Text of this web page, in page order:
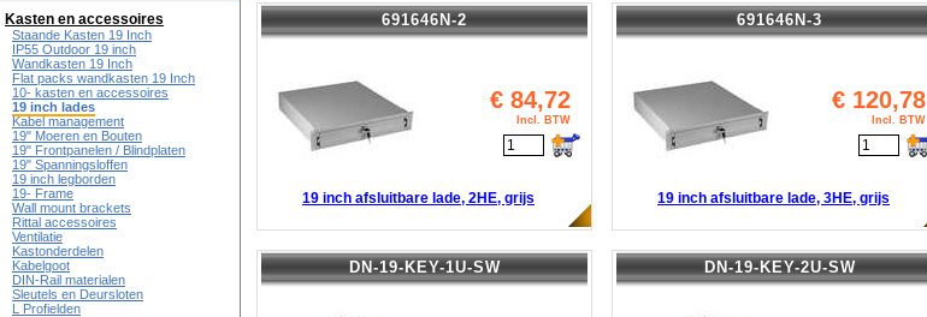
691646N-2
€ 84,72
Incl. BTW
19 inch afsluitbare lade, 2HE, grijs
691646N-3
€ 120,78
Incl. BTW
19 inch afsluitbare lade, 3HE, grijs
DN-19-KEY-1U-SW DN-19-KEY-2U-SW
Kasten en accessoires
Staande Kasten 19 Inch
IP55 Outdoor 19 inch
Wandkasten 19 Inch
Flat packs wandkasten 19 Inch
10- kasten en accessoires
19 inch lades
Kabel management
19" Moeren en Bouten
19" Frontpanelen / Blindplaten
19" Spanningsloffen
19 inch legborden
19- Frame
Wall mount brackets
Rittal accessoires
Ventilatie
Kastonderdelen
Kabelgoot
DIN-Rail materialen
Sleutels en Deursloten
L Profielden